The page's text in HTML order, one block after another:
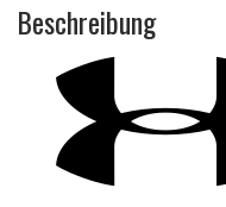
Beschreibung